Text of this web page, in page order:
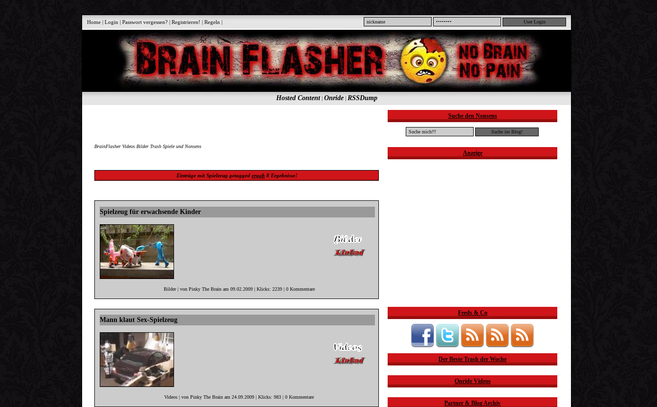
Home |Login |Passwort vergessen? |Registrieren! |Regeln |
Hosted Content| Onride| RSSDump
BrainFlasher Videos Bilder Trash Spiele und Nonsens
Einträge mitSpielzeug getagged ergab 8Ergebnisse!
Spielzeug für erwachsende Kinder
Bilder | von Pinky The Brain am 09.02.2009 | Klicks: 2239 | 0 Kommentare
Mann klaut Sex-Spielzeug
Videos | von Pinky The Brain am 24.09.2009 | Klicks: 983 | 0 Kommentare
Suche den Nonsens
Anzeige
Feeds & Co
Der Beste Trash der Woche
Onride Videos
Partner & Blog Archiv